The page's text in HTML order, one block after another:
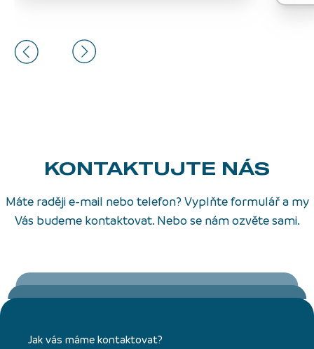
KONTAKTUJTE NÁS
Máte raději e-mail nebo telefon? Vyplňte formulář a my
Vás budeme kontaktovat. Nebo se nám ozvěte sami.
Jak vás máme kontaktovat?